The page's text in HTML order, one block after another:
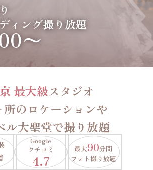
ィング撮り放題
〜
最大級スタジオ
所のロケーションや
ル大聖堂で撮り放題
Google
クチコミ
4.7
最大90分間
フォト撮り放題